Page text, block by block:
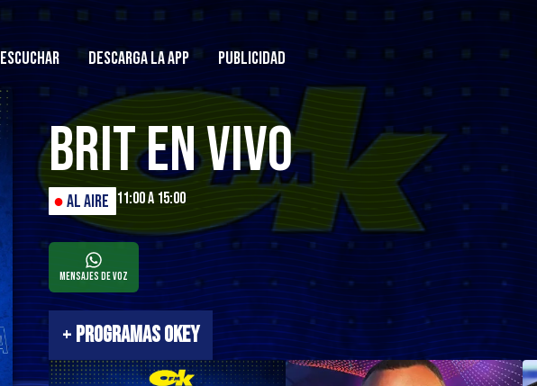
ESCUCHAR DESCARGA LA APP PUBLICIDAD
Brit en Vivo
●AL AIRE 11:00 a 15:00
Mensajes de Voz
+PROGRAMAS OKEY